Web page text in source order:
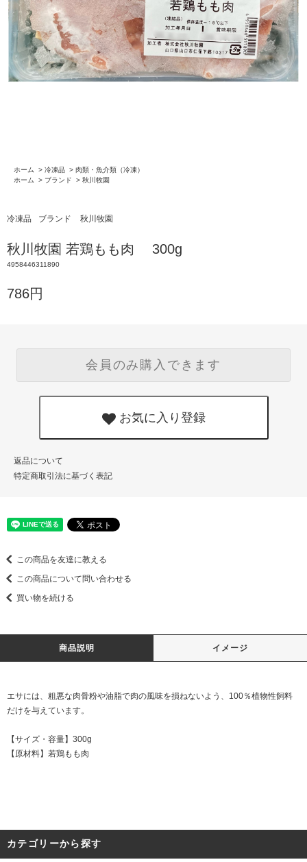
ホーム > 冷凍品 > 肉類・魚介類（冷凍）
ホーム
> ブランド > 秋川牧園
冷凍品 ブランド 秋川牧園
秋川牧園 若鶏もも肉 300g
4958446311890
786円
会員のみ購入できます
お気に入り登録
返品について
特定商取引法に基づく表記
この商品を友達に教える
この商品について問い合わせる
買い物を続ける
商品説明 イメージ
エサには、粗悪な肉骨粉や油脂で肉の風味を損ねないよう、100％植物性飼料
だけを与えています。
【サイズ・容量】300g
【原材料】若鶏もも肉
カテゴリーから探す